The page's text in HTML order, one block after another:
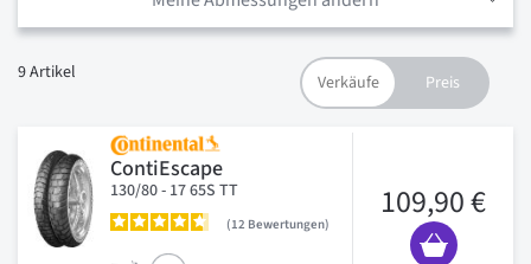
9Artikel
ContiEscape
130/80 - 17 65S TT
12 Bewertungen
109,90 €